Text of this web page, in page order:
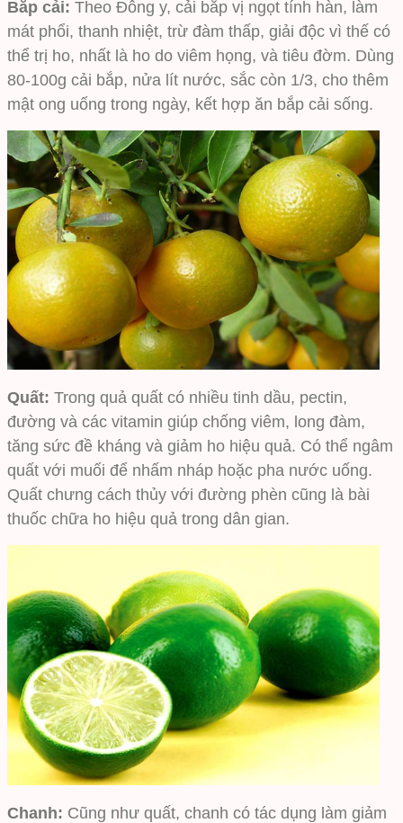
Bắp cải: Theo Đông y, cải bắp vị ngọt tính hàn, làm
mát phổi, thanh nhiệt, trừ đàm thấp, giải độc vì thế có
thể trị ho, nhất là ho do viêm họng, và tiêu đờm. Dùng
80-100g cải bắp, nửa lít nước, sắc còn 1/3, cho thêm
mật ong uống trong ngày, kết hợp ăn bắp cải sống.
Quất: Trong quả quất có nhiều tinh dầu, pectin,
đường và các vitamin giúp chống viêm, long đàm,
tăng sức đề kháng và giảm ho hiệu quả. Có thể ngâm
quất với muối để nhấm nháp hoặc pha nước uống.
Quất chưng cách thủy với đường phèn cũng là bài
thuốc chữa ho hiệu quả trong dân gian.
Chanh: Cũng như quất, chanh có tác dụng làm giảm